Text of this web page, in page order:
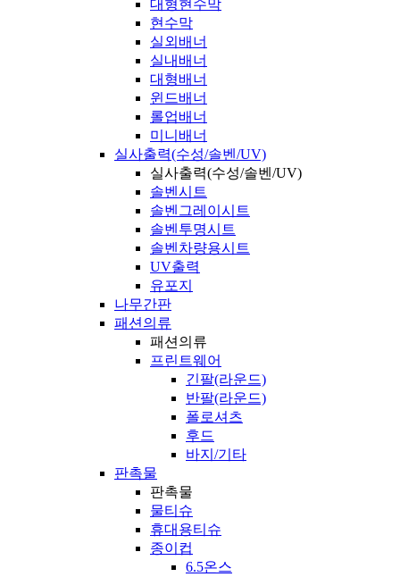
대형현수막
현수막
실외배너
실내배너
대형배너
윈드배너
롤업배너
미니배너
실사출력(수성/솔벤/UV)
실사출력(수성/솔벤/UV)
솔벤시트
솔벤그레이시트
솔벤투명시트
솔벤차량용시트
UV출력
유포지
나무간판
패션의류
패션의류
프린트웨어
긴팔(라운드)
반팔(라운드)
폴로셔츠
후드
바지/기타
판촉물
판촉물
물티슈
휴대용티슈
종이컵
6.5온스